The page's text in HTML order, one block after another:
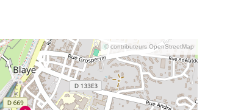
© contributeurs OpenStreetMap